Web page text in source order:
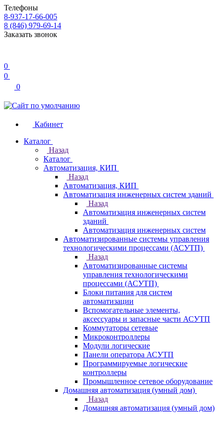
Телефоны
8-937-17-66-005
8 (846) 979-69-14
Заказать звонок
0
0
0
Кабинет
Каталог
Назад
Каталог
Автоматизация, КИП
Назад
Автоматизация, КИП
Автоматизация инженерных систем зданий
Назад
Автоматизация инженерных систем
зданий
Автоматизация инженерных систем
Автоматизированные системы управления
технологическими процессами (АСУТП)
Назад
Автоматизированные системы
управления технологическими
процессами (АСУТП)
Блоки питания для систем
автоматизации
Вспомогательные элементы,
аксессуары и запасные части АСУТП
Коммутаторы сетевые
Микроконтроллеры
Модули логические
Панели оператора АСУТП
Программируемые логические
контроллеры
Промышленное сетевое оборудование
Домашняя автоматизация (умный дом)
Назад
Домашняя автоматизация (умный дом)